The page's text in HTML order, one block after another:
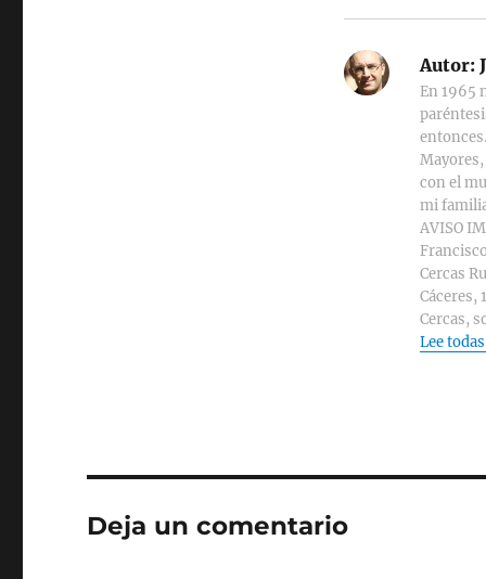
Autor:
En 1965
con el
mi
AVISO
Cercas
Cáceres,
Cercas,
Lee
Deja un comentario